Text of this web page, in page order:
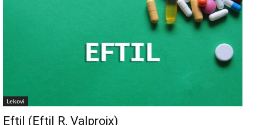
Lekovi
Eftil (Eftil R, Valproix)